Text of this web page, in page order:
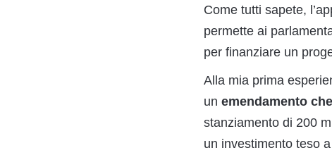
Come tutti sapete,
permette ai
per finanziare un
Alla mia prima
un emendamento
stanziamento di 200
un investimento teso